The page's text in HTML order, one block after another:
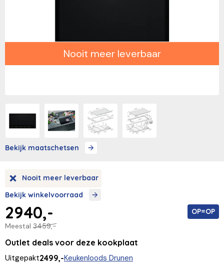
Nooit meer leverbaar
Bekijk maatschetsen
Nooit meer leverbaar
Bekijk winkelvoorraad
Meestal 3459,-
2940,- OP=OP
Outlet deals voor deze kookplaat
Uitgepakt2499,-Keukenloods Drunen